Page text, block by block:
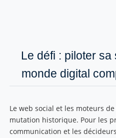
Le défi : piloter
monde digital
Le web social et les moteurs
mutation historique. Pour les
communication et les